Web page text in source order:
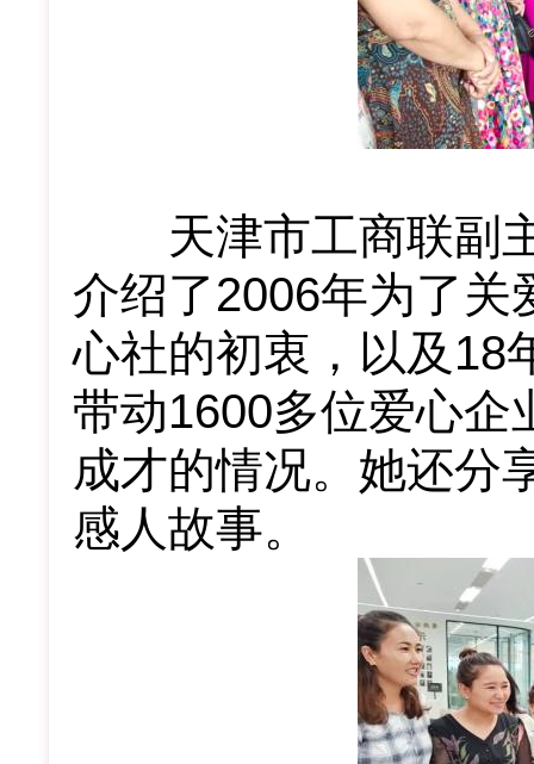
天津市工商联副主
介绍了2006年为了关
心社的初衷，以及18
带动1600多位爱心企
成才的情况。她还分
感人故事。